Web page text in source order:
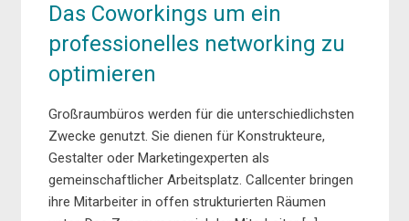
Das Coworkings um ein
professionelles networking zu
optimieren
Großraumbüros werden für die unterschiedlichsten
Zwecke genutzt. Sie dienen für Konstrukteure,
Gestalter oder Marketingexperten als
gemeinschaftlicher Arbeitsplatz. Callcenter bringen
ihre Mitarbeiter in offen strukturierten Räumen